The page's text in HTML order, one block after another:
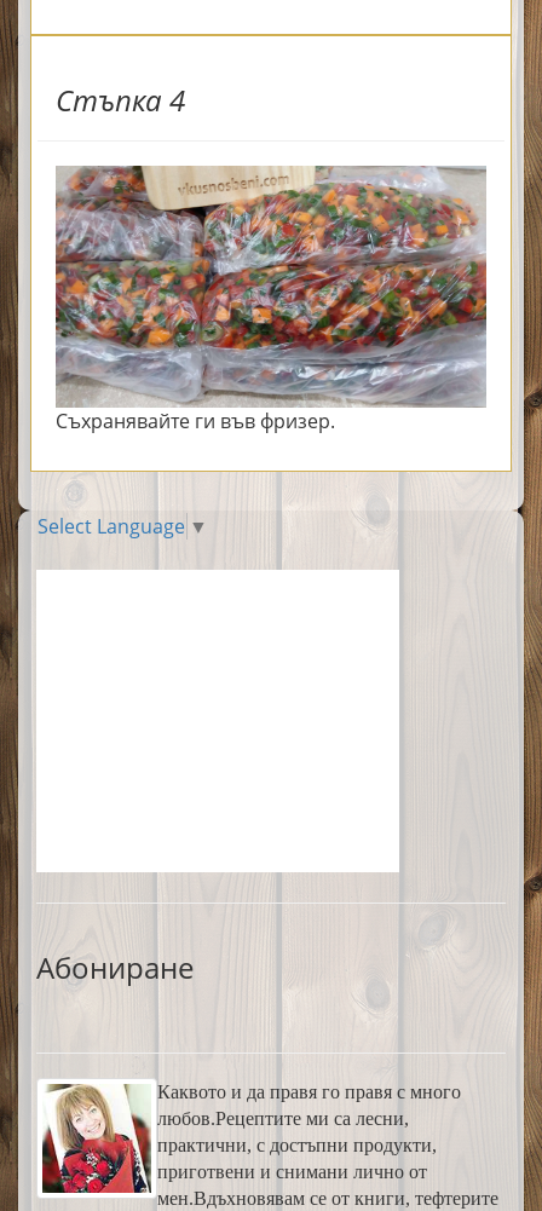
Стъпка 4
Съхранявайте ги във фризер.
Select Language ▼
Абониране
Каквото и да правя го правя с много
любов.Рецептите ми са лесни,
практични, с достъпни продукти,
приготвени и снимани лично от
мен.Вдъхновявам се от книги, тефтерите